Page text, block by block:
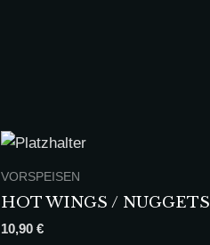
VORSPEISEN
HOT WINGS / NUGGETS
10,90 €